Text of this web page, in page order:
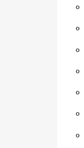
⚬
⚬
⚬
⚬
⚬
⚬
⚬